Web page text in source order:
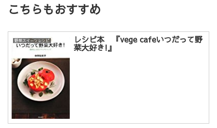
こちらもおすすめ
野菜スイーツレシピ レシピ本 『vege cafeいつだって野
菜大好き!』